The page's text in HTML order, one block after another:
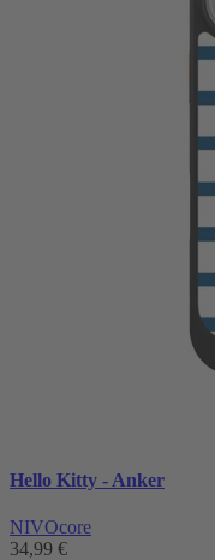
Hello Kitty - Anker
NIVOcore
34,99 €